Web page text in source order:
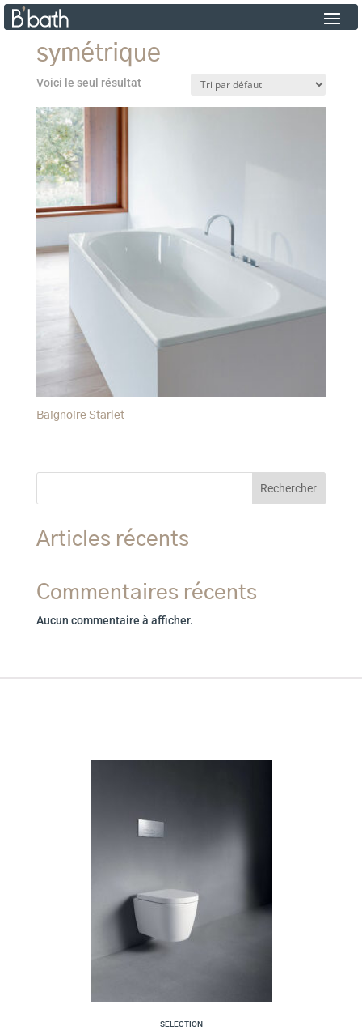
symétrique
Voici le seul résultat
Baignoire Starlet
Rechercher
Articles récents
Commentaires récents
Aucun commentaire à afficher.
SELECTION